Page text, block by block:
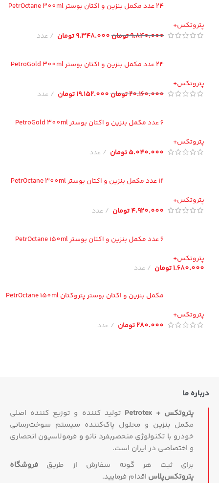
24 عدد مکمل بنزین و اکتان بوستر PetrOctane 300ml
9.840.000تومان9.348.000تومان عدد
24 عدد مکمل بنزین و اکتان بوستر PetroGold 300ml
20.160.000تومان19.152.000تومان عدد
6 عدد مکمل بنزین و اکتان بوستر PetroGold 300ml
5.040.000تومان عدد
12 عدد مکمل بنزین و اکتان بوستر PetrOctane 300ml
4.920.000تومان عدد
6 عدد مکمل بنزین و اکتان بوستر PetrOctane 150ml
تومان عدد
مکمل بنزین و اکتان بوستر پتروکتان PetrOctane 150ml
280.000تومان عدد
ما
پتروتکس + Petrotex
تولید کننده و توزیع کننده اصلی
مکمل بنزین و محلول پاک‌کننده سیستم سوخت‌رسانی
خودرو با تکنولوژی منحصربفرد نانو و فرمولاسیون انحصاری
و اختصاصی در ایران است.
برای ثبت هر گونه سفارش از طریقفروشگاه
پتروتکس‏‌پلاساقدام فرمایید.